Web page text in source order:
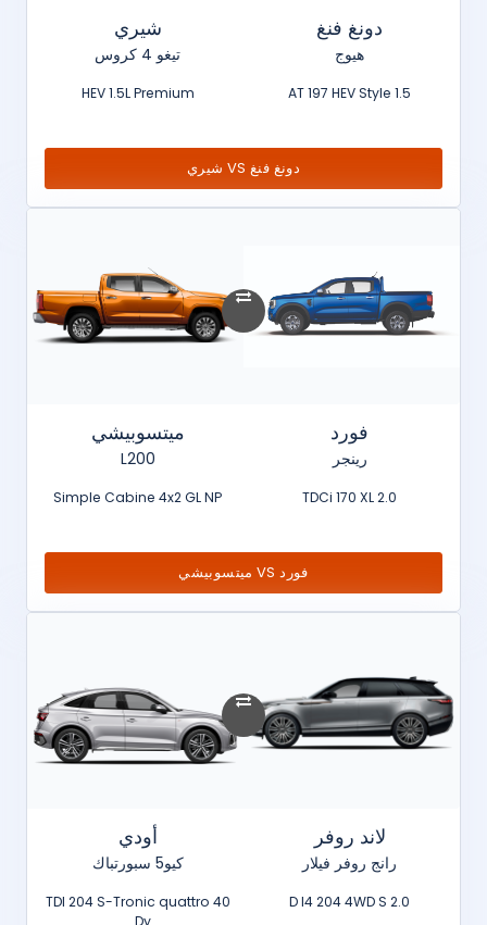
دونغ فنغ
هيوج
1.5 AT 197 HEV Style
شيري
تيغو 4 كروس
HEV 1.5L Premium
دونغ فنغ VS شيري
فورد
رينجر
2.0 TDCi 170 XL
ميتسوبيشي
L200
Simple Cabine 4x2 GL NP
فورد VS ميتسوبيشي
لاند روفر
رانج روفر فيلار
2.0 D I4 204 4WD S
أودي
كيو5 سبورتباك
40 TDI 204 S-Tronic quattro